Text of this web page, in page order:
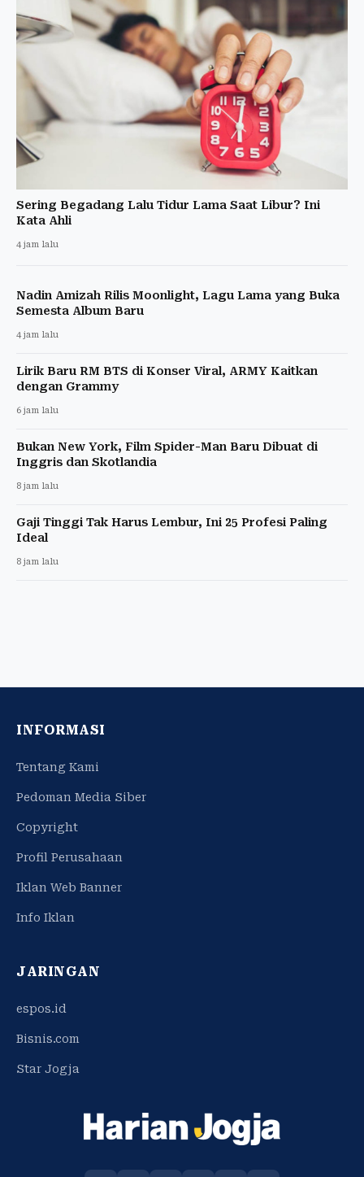
Sering Begadang Lalu Tidur Lama Saat Libur? Ini
Kata Ahli
4 jam lalu
Nadin Amizah Rilis Moonlight, Lagu Lama yang Buka
Semesta Album Baru
4 jam lalu
Lirik Baru RM BTS di Konser Viral, ARMY Kaitkan
dengan Grammy
6 jam lalu
Bukan New York, Film Spider-Man Baru Dibuat di
Inggris dan Skotlandia
8 jam lalu
Gaji Tinggi Tak Harus Lembur, Ini 25 Profesi Paling
Ideal
8 jam lalu
INFORMASI
Tentang Kami
Pedoman Media Siber
Copyright
Profil Perusahaan
Iklan Web Banner
Info Iklan
JARINGAN
espos.id
Bisnis.com
Star Jogja